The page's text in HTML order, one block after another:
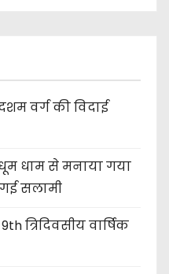
वर्ग की विदाई
धाम से मनाया गया
सलामी
त्रिदिवसीय वार्षिक